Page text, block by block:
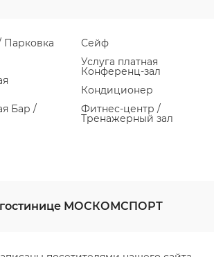
Парковка
Бар /
Сейф
Услуга платная
Конференц-зал
Кондиционер
Фитнес-центр /
Тренажерный зал
МОСКОМСПОРТ